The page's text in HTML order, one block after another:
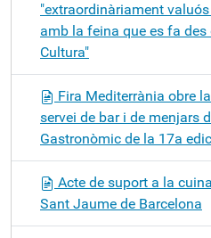
"extraordinàriament
amb la feina que es fa
Cultura"
Fira Mediterrània obre
servei de bar i de menjars
Gastronòmic de la 17a
Acte de suport a la
Sant Jaume de Barcelona